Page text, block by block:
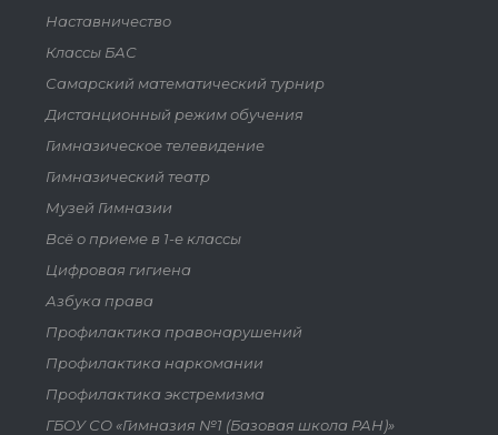
Наставничество
Классы БАС
Самарский математический турнир
Дистанционный режим обучения
Гимназическое телевидение
Гимназический театр
Музей Гимназии
Всё о приеме в 1-е классы
Цифровая гигиена
Азбука права
Профилактика правонарушений
Профилактика наркомании
Профилактика экстремизма
ГБОУ СО «Гимназия №1 (Базовая школа РАН)»